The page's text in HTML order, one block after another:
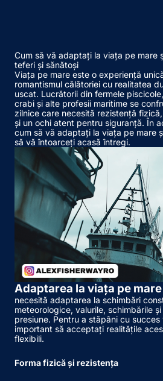
Cum să vă adaptați la viața pe mare
teferi și sănătoși
Viața pe mare este o experiență
romantismul călătoriei cu realitatea
uscat. Lucrătorii din fermele
crabi și alte profesii maritime se
zilnice care necesită rezistență
și un ochi atent pentru siguranță. În
cum să vă adaptați la viața pe mare
să vă întoarceți acasă întregi.
Adaptarea la viața pe mare
necesită adaptarea la schimbări
meteorologice, valurile, schimbările
presiune. Pentru a stăpâni cu
important să acceptați realitățile
flexibili.
Forma fizică și rezistența